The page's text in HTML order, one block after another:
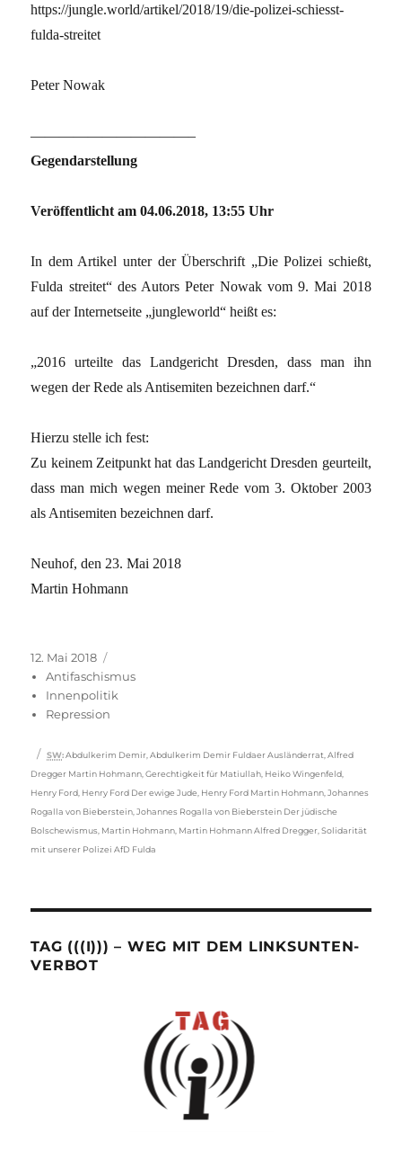
https://jungle.world/artikel/2018/19/die-polizei-schiesst-
fulda-streitet
Peter Nowak
———————————–
Gegendarstellung
Veröffentlicht am 04.06.2018, 13:55 Uhr
In dem Artikel unter der Überschrift „Die Polizei schießt,
Fulda streitet“ des Autors Peter Nowak vom 9. Mai 2018
auf der Internetseite „jungleworld“ heißt es:
„2016 urteilte das Landgericht Dresden, dass man ihn
wegen der Rede als Antisemiten bezeichnen darf.“
Hierzu stelle ich fest:
Zu keinem Zeitpunkt hat das Landgericht Dresden geurteilt,
dass man mich wegen meiner Rede vom 3. Oktober 2003
als Antisemiten bezeichnen darf.
Neuhof, den 23. Mai 2018
Martin Hohmann
Veröffentlicht
am
12. Mai 2018
Antifaschismus
Innenpolitik
Repression
Schlagwörter
SW: Abdulkerim Demir ,Abdulkerim Demir Fuldaer Ausländerrat ,Alfred
Dregger Martin Hohmann ,Gerechtigkeit für Matiullah Heiko Wingenfeld
Henry Ford Henry Ford Der ewige Jude Henry Ford Martin Hohmann ,Johannes
Rogalla von Bieberstein ,Johannes Rogalla von Bieberstein Der jüdische
Bolschewismus Martin Hohmann Martin Hohmann Alfred Dregger ,Solidarität
mit unserer Polizei AfD Fulda
TAG (((I))) – WEG MIT DEM LINKSUNTEN-
VERBOT